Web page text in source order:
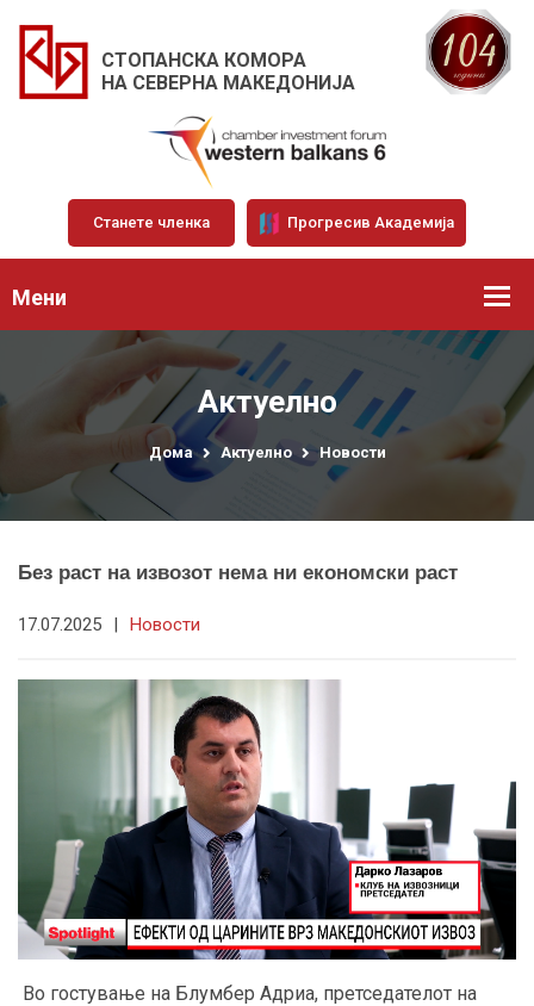
СТОПАНСКА КОМОРА
НА СЕВЕРНА МАКЕДОНИЈА
Станете членка Прогресив Академија
Мени
Актуелно
Дома Актуелно Новости
Без раст на извозот нема ни економски раст
17.07.2025 | Новости
Во гостување на Блумбер Адриа, претседателот на